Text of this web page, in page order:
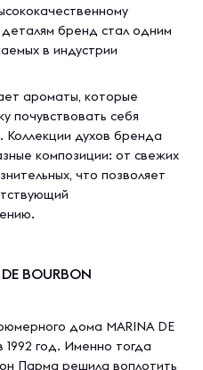
бренд стал одним
в индустрии
ароматы, которые
почувствовать себя
духов бренда
композиции: от свежих
что позволяет
BOURBON
дома MARINA DE
1992 год. Именно тогда
Парма решила воплотить